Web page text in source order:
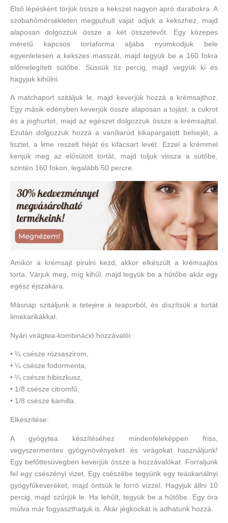
Első lépésként törjük össze a kekszet nagyon apró darabokra. A
szobahőmérsékleten megpuhult vajat adjuk a kekszhez, majd
alaposan dolgozzuk össze a két összetevőt. Egy közepes
méretű kapcsos tortaforma aljába nyomkodjuk bele
egyenletesen a kekszes masszát, majd tegyük be a 160 fokra
előmelegített sütőbe. Süssük tíz percig, majd vegyük ki és
hagyjuk kihűlni.
A matchaport szitáljuk le, majd keverjük hozzá a krémsajthoz.
Egy másik edényben keverjük össze alaposan a tojást, a cukrot
és a joghurtot, majd az egészet dolgozzuk össze a krémsajttal.
Ezután dolgozzuk hozzá a vaníliarúd kikapargatott belsejét, a
lisztet, a lime reszelt héját és kifacsart levét. Ezzel a krémmel
kenjük meg az elősütött tortát, majd toljuk vissza a sütőbe,
szintén 160 fokon, legalább 50 percre.
Amikor a krémsajt pirulni kezd, akkor elkészült a krémsajtos
torta. Várjuk meg, míg kihűl, majd tegyük be a hűtőbe akár egy
egész éjszakára.
Másnap szitáljunk a tetejére a teaporból, és díszítsük a tortát
limekarikákkal.
Nyári virágtea-kombináció hozzávalói:
• ¼ csésze rózsaszirom,
• ¼ csésze fodormenta,
• ¼ csésze hibiszkusz,
• 1/8 csésze citromfű,
• 1/8 csésze kamilla.
Elkészítése:
A gyógytea készítéséhez mindenféleképpen friss,
vegyszermentes gyógynövényeket és virágokat használjunk!
Egy befőttesüvegben keverjük össze a hozzávalókat. Forraljunk
fel egy csészényi vizet. Egy csészébe tegyünk egy teáskanálnyi
gyógyfűkeveréket, majd öntsük le forró vízzel. Hagyjuk állni 10
percig, majd szűrjük le. Ha lehűlt, tegyük be a hűtőbe. Egy óra
múlva már fogyaszthatjuk is. Akár jégkockát is adhatunk hozzá.